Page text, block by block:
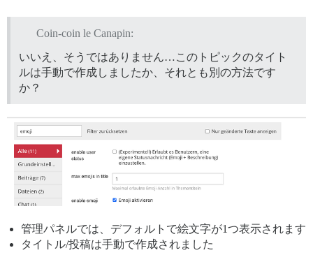
Coin-coin le Canapin:
いいえ、そうではありません…このトピックのタイト
ルは手動で作成しましたか、それとも別の方法です
か？
管理パネルでは、デフォルトで絵文字が1つ表示されます
タイトル/投稿は手動で作成されました